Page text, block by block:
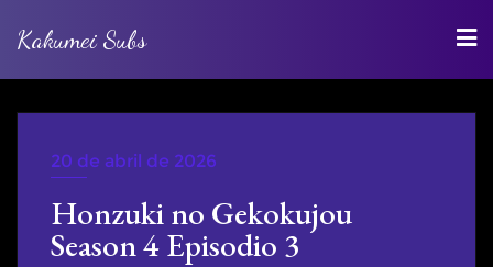
Kakumei Subs
WEBRIP
20 de abril de 2026
Honzuki no Gekokujou
Season 4 Episodio 3